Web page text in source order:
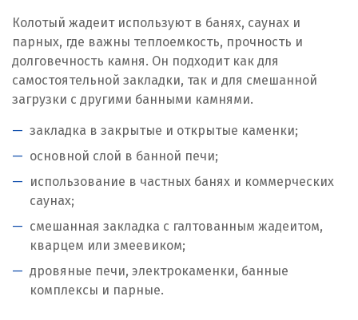
Колотый жадеит используют в банях, саунах и
парных, где важны теплоемкость, прочность и
долговечность камня. Он подходит как для
самостоятельной закладки, так и для смешанной
загрузки с другими банными камнями.
закладка в закрытые и открытые каменки;
основной слой в банной печи;
использование в частных банях и коммерческих
саунах;
смешанная закладка с галтованным жадеитом,
кварцем или змеевиком;
дровяные печи, электрокаменки, банные
комплексы и парные.